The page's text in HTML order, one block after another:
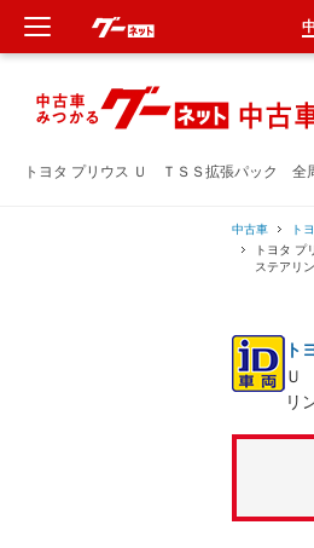
トヨタ プリウス Ｕ ＴＳＳ拡張パック 全
中古車 ト
トヨタ
ステアリ
ト
Ｕ
リ
新車
中古車